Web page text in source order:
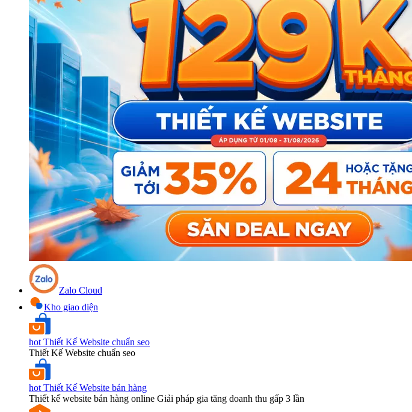
Zalo Cloud
Kho giao diện
hot Thiết Kế Website chuẩn seo
Thiết Kế Website chuẩn seo
hot Thiết Kế Website bán hàng
Thiết kế website bán hàng online Giải pháp gia tăng doanh thu gấp 3 lần